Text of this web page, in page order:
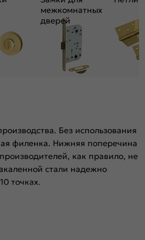
межкомнатных
дверей
Без использования
филенка. Нижняя поперечина
как правило, не
стали надежно
точках.